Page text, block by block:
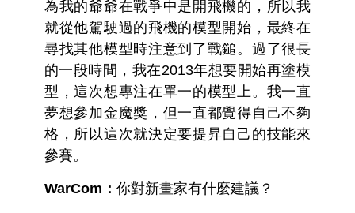
為我的爺爺在戰爭中是開飛機的，所以我
就從他駕駛過的飛機的模型開始，最終在
尋找其他模型時注意到了戰鎚。過了很長
的一段時間，我在2013年想要開始再塗模
型，這次想專注在單一的模型上。我一直
夢想參加金魔獎，但一直都覺得自己不夠
格，所以這次就決定要提昇自己的技能來
參賽。
WarCom： 你對新畫家有什麼建議？